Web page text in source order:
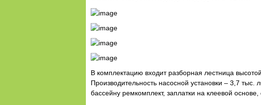
В комплектацию входит разборная лестница
Производительность насосной установки – 3,7
бассейну ремкомплект, заплатки на клеевой основе,